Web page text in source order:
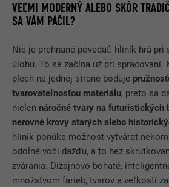
VEĽMI MODERNÝ ALEBO SKÔR
SA VÁM PÁČIL?
Nie je prehnané povedať: hliník hrá pri
úlohu. To sa začína už pri spracovaní.
plech na jednej strane boduje
tvarovateľnosťou materiálu, preto sa
nielen náročné tvary na futuristických
nerovné krovy starých alebo
hliník ponúka možnosť vytvárať
odolné voči dažďu, a to bez
zvárania. Dizajnovo bohaté,
množstvom farieb, tvarov a veľkostí